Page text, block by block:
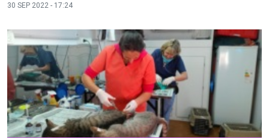
30 SEP 2022 - 17:24